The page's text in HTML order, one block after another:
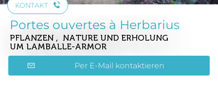
KONTAKT
Portes ouvertes à Herbarius
PFLANZEN , NATURE UND ERHOLUNG
UM LAMBALLE-ARMOR
Per E-Mail kontaktieren